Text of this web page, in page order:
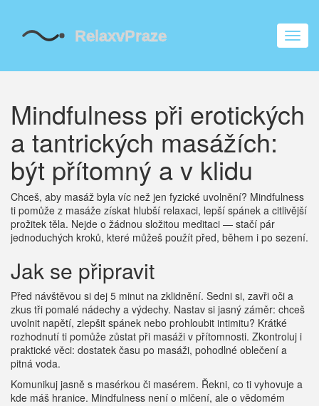
Mindfulness při erotických
a tantrických masážích:
být přítomný a v klidu
Chceš, aby masáž byla víc než jen fyzické uvolnění? Mindfulness
ti pomůže z masáže získat hlubší relaxaci, lepší spánek a citlivější
prožitek těla. Nejde o žádnou složitou meditaci — stačí pár
jednoduchých kroků, které můžeš použít před, během i po sezení.
Jak se připravit
Před návštěvou si dej 5 minut na zklidnění. Sedni si, zavři oči a
zkus tři pomalé nádechy a výdechy. Nastav si jasný záměr: chceš
uvolnit napětí, zlepšit spánek nebo prohloubit intimitu? Krátké
rozhodnutí ti pomůže zůstat při masáži v přítomnosti. Zkontroluj i
praktické věci: dostatek času po masáži, pohodlné oblečení a
pitná voda.
Komunikuj jasně s masérkou či masérem. Řekni, co ti vyhovuje a
kde máš hranice. Mindfulness není o mlčení, ale o vědomém